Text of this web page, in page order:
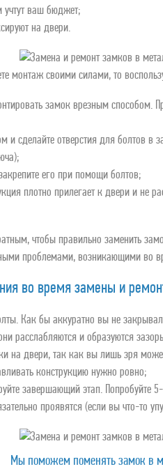
ваш бюджет;
на двери.
монтаж своими силами, то
замок врезным способом.
и сделайте отверстия для болтов
его при помощи болтов;
плотно прилегает к двери и не
чтобы правильно заменить
проблемами, возникающими во
во время замены и
Как бы аккуратно вы не
расслабляются и образуются
на двери, так как вы лишь зря
конструкцию нужно ровно;
завершающий этап. Попробуйте
проявятся (если вы что-то
Мы поможем поменять замок в